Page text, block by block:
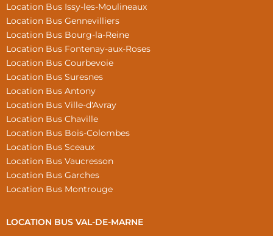
Location Bus Issy-les-Moulineaux
Location Bus Gennevilliers
Location Bus Bourg-la-Reine
Location Bus Fontenay-aux-Roses
Location Bus Courbevoie
Location Bus Suresnes
Location Bus Antony
Location Bus Ville-d'Avray
Location Bus Chaville
Location Bus Bois-Colombes
Location Bus Sceaux
Location Bus Vaucresson
Location Bus Garches
Location Bus Montrouge
LOCATION BUS VAL-DE-MARNE